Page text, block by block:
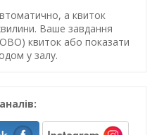
а квиток
Ваше завдання
квиток або показати
у залу.